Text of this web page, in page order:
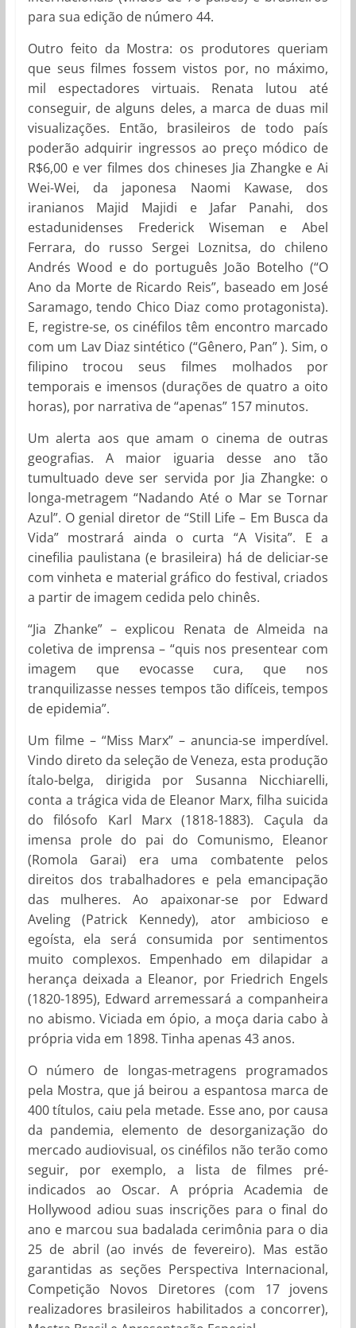
para sua edição de número 44.
Outro feito da Mostra: os produtores queriam
que seus filmes fossem vistos por, no máximo,
mil espectadores virtuais. Renata lutou até
conseguir, de alguns deles, a marca de duas mil
visualizações. Então, brasileiros de todo país
poderão adquirir ingressos ao preço módico de
R$6,00 e ver filmes dos chineses Jia Zhangke e Ai
Wei-Wei, da japonesa Naomi Kawase, dos
iranianos Majid Majidi e Jafar Panahi, dos
estadunidenses Frederick Wiseman e Abel
Ferrara, do russo Sergei Loznitsa, do chileno
Andrés Wood e do português João Botelho (“O
Ano da Morte de Ricardo Reis”, baseado em José
Saramago, tendo Chico Diaz como protagonista).
E, registre-se, os cinéfilos têm encontro marcado
com um Lav Diaz sintético (“Gênero, Pan” ). Sim, o
filipino trocou seus filmes molhados por
temporais e imensos (durações de quatro a oito
horas), por narrativa de “apenas” 157 minutos.
Um alerta aos que amam o cinema de outras
geografias. A maior iguaria desse ano tão
tumultuado deve ser servida por Jia Zhangke: o
longa-metragem “Nadando Até o Mar se Tornar
Azul”. O genial diretor de “Still Life – Em Busca da
Vida” mostrará ainda o curta “A Visita”. E a
cinefilia paulistana (e brasileira) há de deliciar-se
com vinheta e material gráfico do festival, criados
a partir de imagem cedida pelo chinês.
“Jia Zhanke” – explicou Renata de Almeida na
coletiva de imprensa – “quis nos presentear com
imagem que evocasse cura, que nos
tranquilizasse nesses tempos tão difíceis, tempos
de epidemia”.
Um filme – “Miss Marx” – anuncia-se imperdível.
Vindo direto da seleção de Veneza, esta produção
ítalo-belga, dirigida por Susanna Nicchiarelli,
conta a trágica vida de Eleanor Marx, filha suicida
do filósofo Karl Marx (1818-1883). Caçula da
imensa prole do pai do Comunismo, Eleanor
(Romola Garai) era uma combatente pelos
direitos dos trabalhadores e pela emancipação
das mulheres. Ao apaixonar-se por Edward
Aveling (Patrick Kennedy), ator ambicioso e
egoísta, ela será consumida por sentimentos
muito complexos. Empenhado em dilapidar a
herança deixada a Eleanor, por Friedrich Engels
(1820-1895), Edward arremessará a companheira
no abismo. Viciada em ópio, a moça daria cabo à
própria vida em 1898. Tinha apenas 43 anos.
O número de longas-metragens programados
pela Mostra, que já beirou a espantosa marca de
400 títulos, caiu pela metade. Esse ano, por causa
da pandemia, elemento de desorganização do
mercado audiovisual, os cinéfilos não terão como
seguir, por exemplo, a lista de filmes pré-
indicados ao Oscar. A própria Academia de
Hollywood adiou suas inscrições para o final do
ano e marcou sua badalada cerimônia para o dia
25 de abril (ao invés de fevereiro). Mas estão
garantidas as seções Perspectiva Internacional,
Competição Novos Diretores (com 17 jovens
realizadores brasileiros habilitados a concorrer),